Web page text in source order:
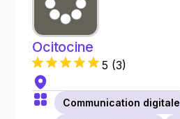
Ocitocine
5 (3)
Communication digitale